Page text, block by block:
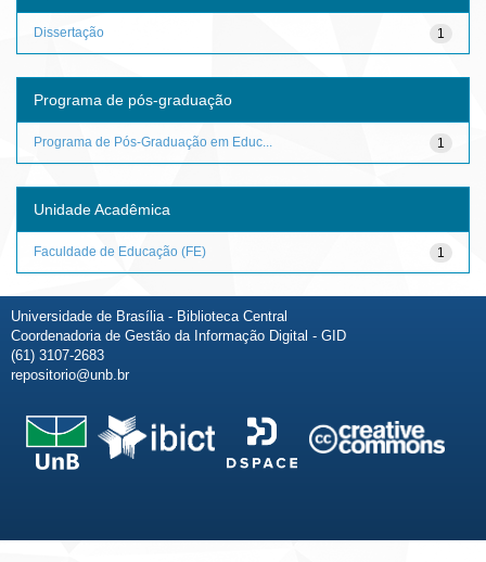
1
Dissertação
Programa de pós-graduação
1
Programa de Pós-Graduação em Educ...
Unidade Acadêmica
1
Faculdade de Educação (FE)
Universidade de Brasília - Biblioteca Central
Coordenadoria de Gestão da Informação Digital - GID
(61) 3107-2683
repositorio@unb.br